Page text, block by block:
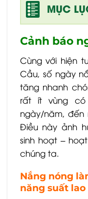
MỤC
Cảnh báo
Cùng với hiện
Cầu, số ngày
tăng nhanh
rất ít vùng
ngày/năm,
Điều này ảnh
sinh hoạt –
chúng ta.
Nắng nóng
năng suất lao